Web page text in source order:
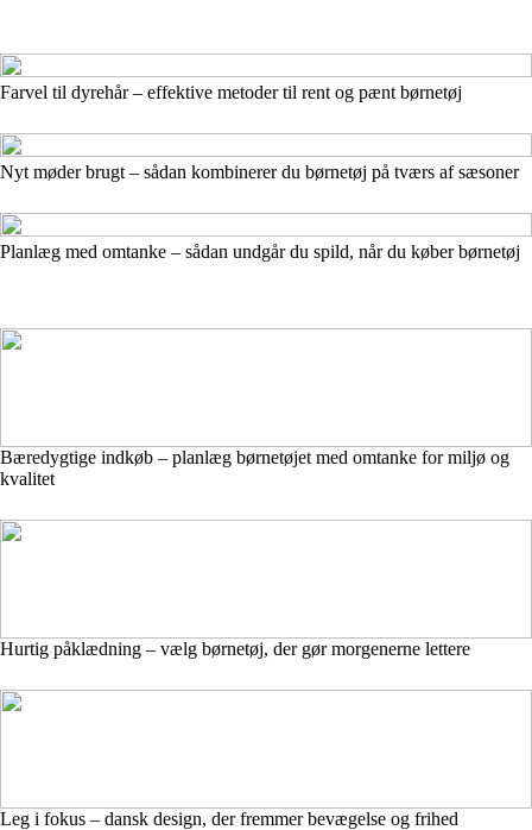
Farvel til dyrehår – effektive metoder til rent og pænt børnetøj
Nyt møder brugt – sådan kombinerer du børnetøj på tværs af sæsoner
Planlæg med omtanke – sådan undgår du spild, når du køber børnetøj
Bæredygtige indkøb – planlæg børnetøjet med omtanke for miljø og
kvalitet
Hurtig påklædning – vælg børnetøj, der gør morgenerne lettere
Leg i fokus – dansk design, der fremmer bevægelse og frihed